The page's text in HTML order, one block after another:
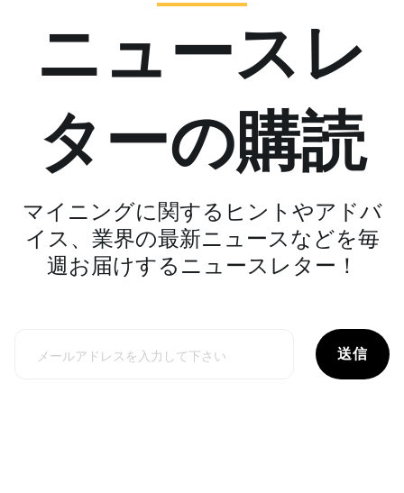
ニュースレ
ターの購読
マイニングに関するヒントやアドバ
イス、業界の最新ニュースなどを毎
週お届けするニュースレター！
送信